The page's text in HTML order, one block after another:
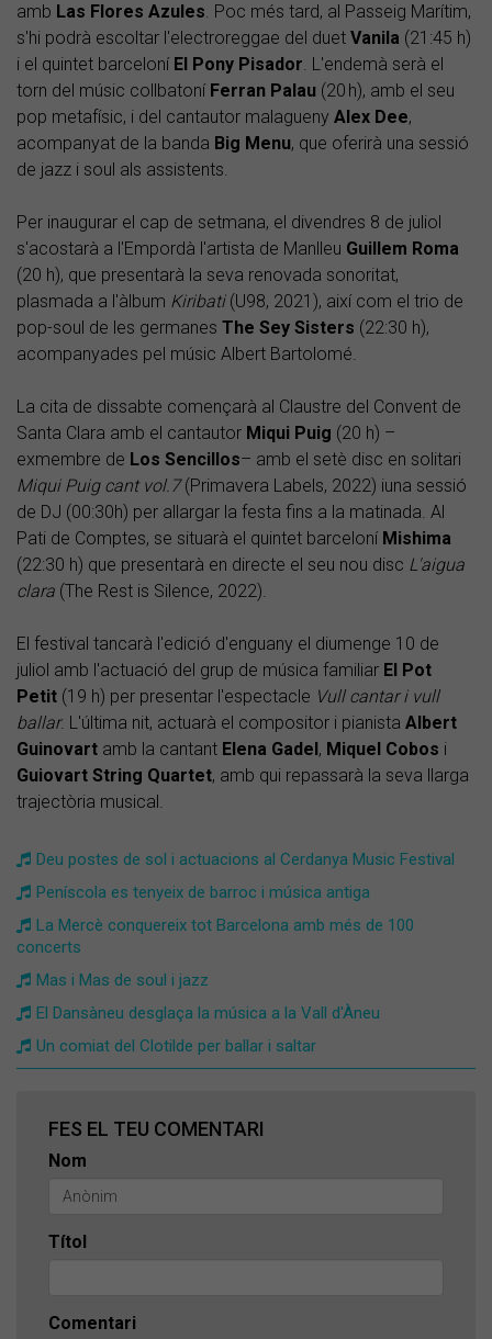
amb Las Flores Azules. Poc més tard, al Passeig Marítim,
s'hi podrà escoltar l'electroreggae del duet Vanila (21:45 h)
i el quintet barceloní El Pony Pisador. L'endemà serà el
torn del músic collbatoní Ferran Palau (20 h), amb el seu
pop metafísic, i del cantautor malagueny Alex Dee,
acompanyat de la banda Big Menu, que oferirà una sessió
de jazz i soul als assistents.
Per inaugurar el cap de setmana, el divendres 8 de juliol
s'acostarà a l'Empordà l'artista de Manlleu Guillem Roma
(20 h), que presentarà la seva renovada sonoritat,
plasmada a l'àlbum Kiribati (U98, 2021), així com el trio de
pop-soul de les germanes The Sey Sisters (22:30 h),
acompanyades pel músic Albert Bartolomé.
La cita de dissabte començarà al Claustre del Convent de
Santa Clara amb el cantautor Miqui Puig (20 h) –
exmembre de Los Sencillos– amb el setè disc en solitari
Miqui Puig cant vol.7(Primavera Labels, 2022) iuna sessió
de DJ (00:30h) per allargar la festa fins a la matinada. Al
Pati de Comptes, se situarà el quintet barceloní Mishima
(22:30 h) que presentarà en directe el seu nou disc L'aigua
clara (The Rest is Silence, 2022).
El festival tancarà l'edició d'enguany el diumenge 10 de
juliol amb l'actuació del grup de música familiar El Pot
Petit (19 h) per presentar l'espectacle Vull cantar i vull
ballar. L'última nit, actuarà el compositor i pianista Albert
Guinovart amb la cantant Elena Gadel , Miquel Cobos i
Guiovart String Quartet, amb qui repassarà la seva llarga
trajectòria musical.
Deu postes de sol i actuacions al Cerdanya Music Festival
Peníscola es tenyeix de barroc i música antiga
La Mercè conquereix tot Barcelona amb més de 100
concerts
Mas i Mas de soul i jazz
El Dansàneu desglaça la música a la Vall d'Àneu
Un comiat del Clotilde per ballar i saltar
FES EL TEU COMENTARI
Nom
Títol
Comentari